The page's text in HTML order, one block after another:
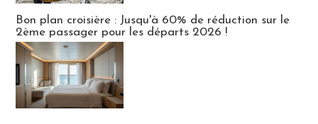
Bon plan croisière : Jusqu'à 60% de réduction sur le
2ème passager pour les départs 2026 !